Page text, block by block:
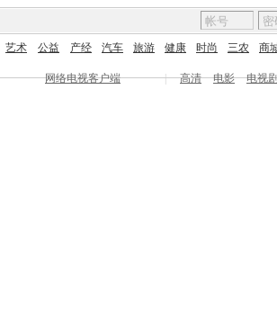
艺术 公益 产经 汽车 旅游 健康 时尚 三农 商
网络电视客户端 | 高清 电影 电视